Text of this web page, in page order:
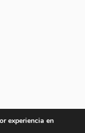
experiencia en